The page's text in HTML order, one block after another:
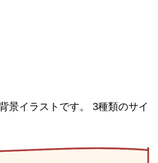
景イラストです。 3種類のサイ